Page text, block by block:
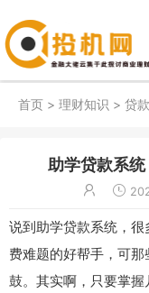
首页 > 理财知识 > 贷款
助学贷款系
说到助学贷款系统，
费难题的好帮手，可
鼓。其实啊，只要掌